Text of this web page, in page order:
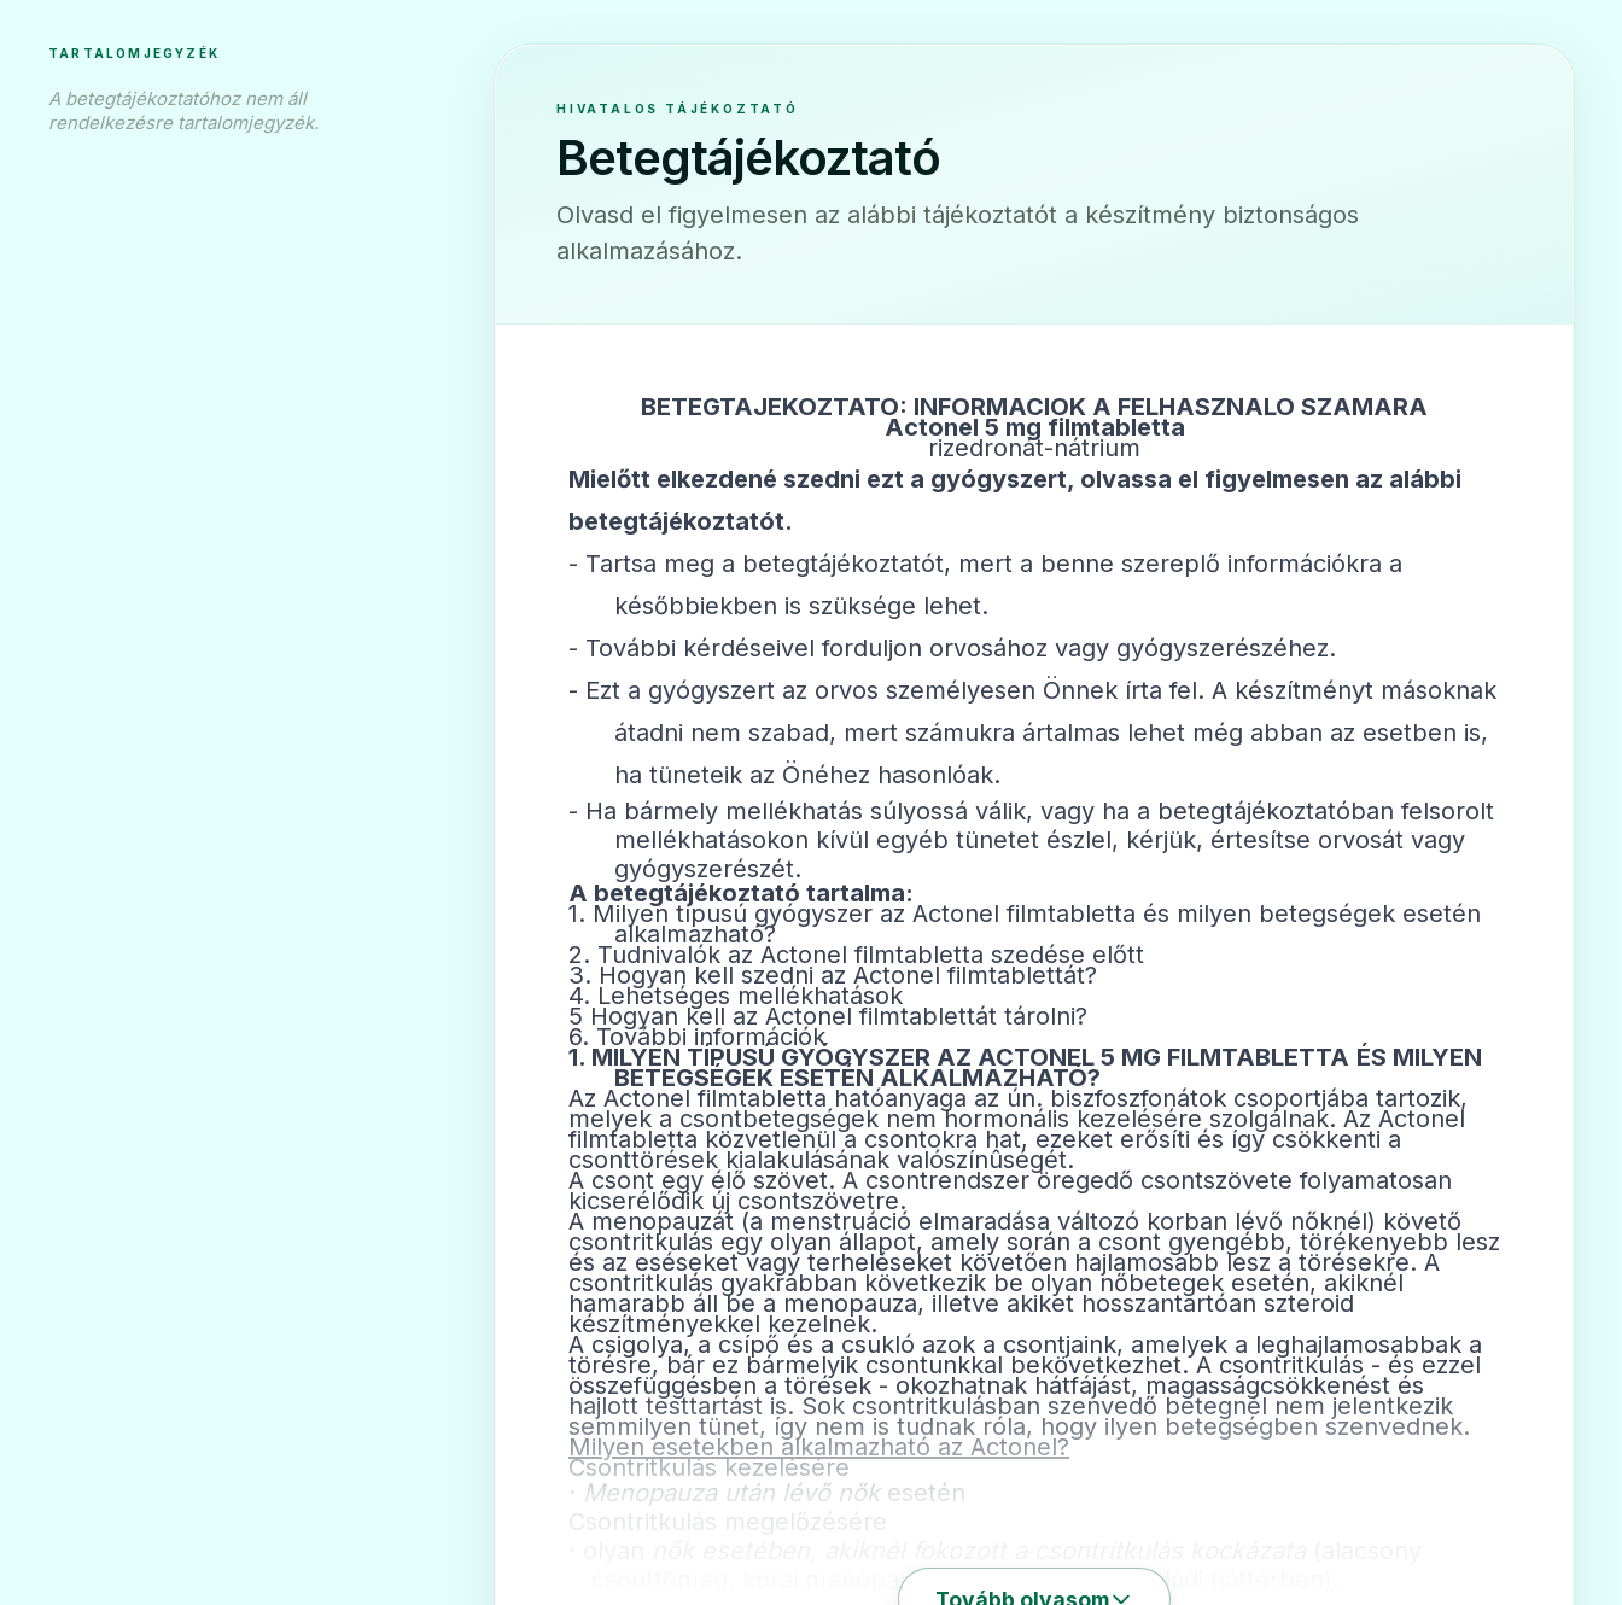
TARTALOMJEGYZÉK
A betegtájékoztatóhoz nem áll
rendelkezésre tartalomjegyzék.
HIVATALOS TÁJÉKOZTATÓ
Betegtájékoztató
Olvasd el figyelmesen az alábbi tájékoztatót a készítmény biztonságos
alkalmazásához.
BETEGTÁJÉKOZTATÓ: INFORMÁCIÓK A FELHASZNÁLÓ SZÁMÁRA
Actonel 5 mg filmtabletta
rizedronát-nátrium
Mielőtt elkezdené szedni ezt a gyógyszert, olvassa el figyelmesen az alábbi
betegtájé­koztatót.
- Tartsa meg a betegtájékoztatót, mert a benne szereplő információkra a
későbbiek­ben is szüksége lehet.
- További kérdéseivel forduljon orvosához vagy gyógyszerészéhez.
- Ezt a gyógyszert az orvos személyesen Önnek írta fel. A készítményt másoknak
átadni nem szabad, mert számukra ártalmas lehet még abban az esetben is,
ha tüneteik az Önéhez hasonlóak.
- Ha bármely mellékhatás súlyossá válik, vagy ha a betegtájékoztatóban felsorolt
mellékhatásokon kívül egyéb tünetet észlel, kérjük, értesítse orvosát vagy
gyógyszerészét.
A betegtájékoztató tartalma:
1. Milyen típusú gyógyszer az Actonel filmtabletta és milyen betegségek esetén
alkalmazható?
2. Tudnivalók az Actonel filmtabletta szedése előtt
3. Hogyan kell szedni az Actonel filmtablettát?
4. Lehetséges mellékhatások
5 Hogyan kell az Actonel filmtablettát tárolni?
6. További információk
1. MILYEN TÍPUSÚ GYÓGYSZER AZ ACTONEL 5 MG FILMTABLETTA ÉS MILYEN
BETEGSÉGEK ESETÉN ALKALMAZHATÓ?
Az Actonel filmtabletta hatóanyaga az ún. biszfoszfonátok csoportjába tartozik,
melyek a csontbetegségek nem hormonális kezelésére szolgálnak. Az Actonel
filmtabletta közvetlenül a csontokra hat, ezeket erősíti és így csökkenti a
csonttörések kialakulásának valószínûségét.
A csont egy élő szövet. A csontrendszer öregedő csontszövete folyamatosan
kicserélődik új csontszövetre.
A menopauzát (a menstruáció elmaradása változó korban lévő nőknél) követő
csontritkulás egy olyan állapot, amely során a csont gyengébb, törékenyebb lesz
és az eséseket vagy terheléseket követően hajlamosabb lesz a törésekre. A
csontritkulás gyakrabban következik be olyan nőbetegek esetén, akiknél
hamarabb áll be a menopauza, illetve akiket hosszantartóan szteroid
készítményekkel kezelnek.
A csigolya, a csípő és a csukló azok a csontjaink, amelyek a leghajlamosabbak a
törésre, bár ez bármelyik csontunkkal bekövetkezhet. A csontritkulás - és ezzel
összefüggésben a törések - okozhatnak hátfájást, magasságcsökkenést és
hajlott testtartást is. Sok csontritkulásban szenvedő betegnél nem jelentkezik
semmilyen tünet, így nem is tudnak róla, hogy ilyen betegségben szenvednek.
Milyen esetekben alkalmazható az Actonel?
Csontritkulás kezelésére
· Menopauza után lévő nőkesetén
Csontritkulás megelőzésére
csonttömeg, korai menopauza, csontritkulás a családi háttérben).
Tovább olvasom